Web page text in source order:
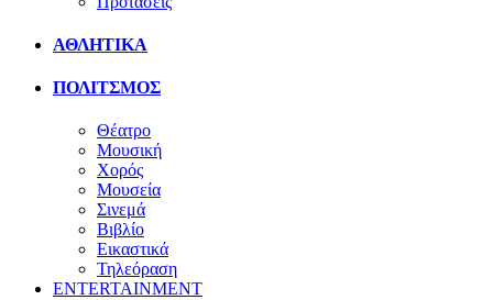
ΑΘΛΗΤΙΚΑ
ΠΟΛΙΤΣΜΟΣ
Θέατρο
Μουσική
Χορός
Μουσεία
Σινεμά
Βιβλίο
Εικαστικά
Τηλεόραση
ENTERTAINMENT